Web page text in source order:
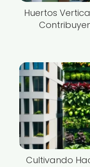
Huertos
Cultivando